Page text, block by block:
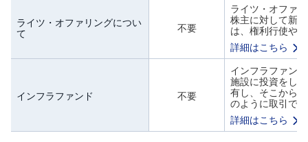
ライツ・オファリングについ
て
不要
ライツ・オファ
株主に対して新
は、権利行使や
詳細はこちら
インフラファンド 不要
インフラファン
施設に投資をし
有し、そこから
のように取引で
詳細はこちら